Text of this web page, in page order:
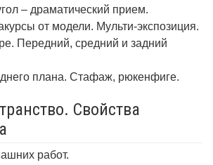
– драматический прием.
от модели. Мульти-экспозиция.
Передний, средний и задний
плана. Стафаж, рюкенфиге.
Свойства
работ.